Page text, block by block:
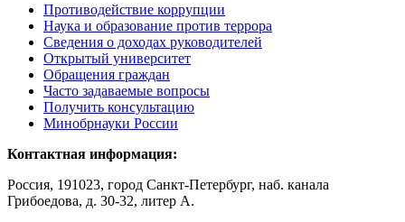
Противодействие коррупции
Наука и образование против террора
Сведения о доходах руководителей
Открытый университет
Обращения граждан
Часто задаваемые вопросы
Получить консультацию
Минобрнауки России
Контактная информация:
Россия, 191023, город Санкт-Петербург, наб. канала
Грибоедова, д. 30-32, литер А.